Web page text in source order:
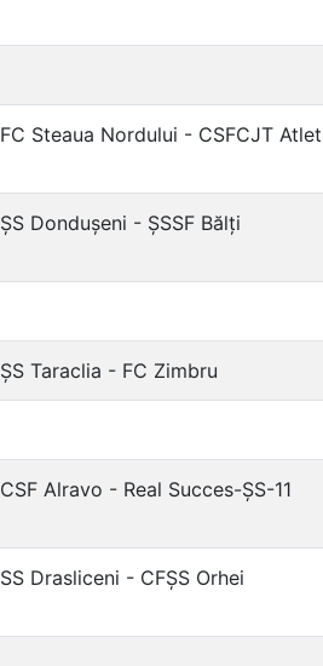
FC Steaua Nordului - CSFCJT
ȘS Dondușeni - ȘSSF Bălți
ȘS Taraclia - FC Zimbru
CSF Alravo - Real Succes-ȘS-11
SS Drasliceni - CFȘS Orhei